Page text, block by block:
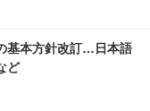
基本方針改訂…日本語
ど